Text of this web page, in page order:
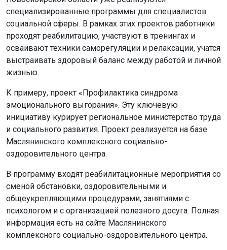
специализированные программы для специалистов
социальной сферы. В рамках этих проектов работники
проходят реабилитацию, участвуют в тренингах и
осваивают техники саморегуляции и релаксации, учатся
выстраивать здоровый баланс между работой и личной
жизнью.
К примеру, проект «Профилактика синдрома
эмоционального выгорания». Эту ключевую
инициативу курирует региональное министерство труда
и социального развития. Проект реализуется на базе
Маслянинского комплексного социально-
оздоровительного центра.
В программу входят реабилитационные мероприятия со
сменой обстановки, оздоровительными и
общеукрепляющими процедурами, занятиями с
психологом и с организацией полезного досуга. Полная
информация есть на сайте Маслянинского
комплексного социально-оздоровительного центра.